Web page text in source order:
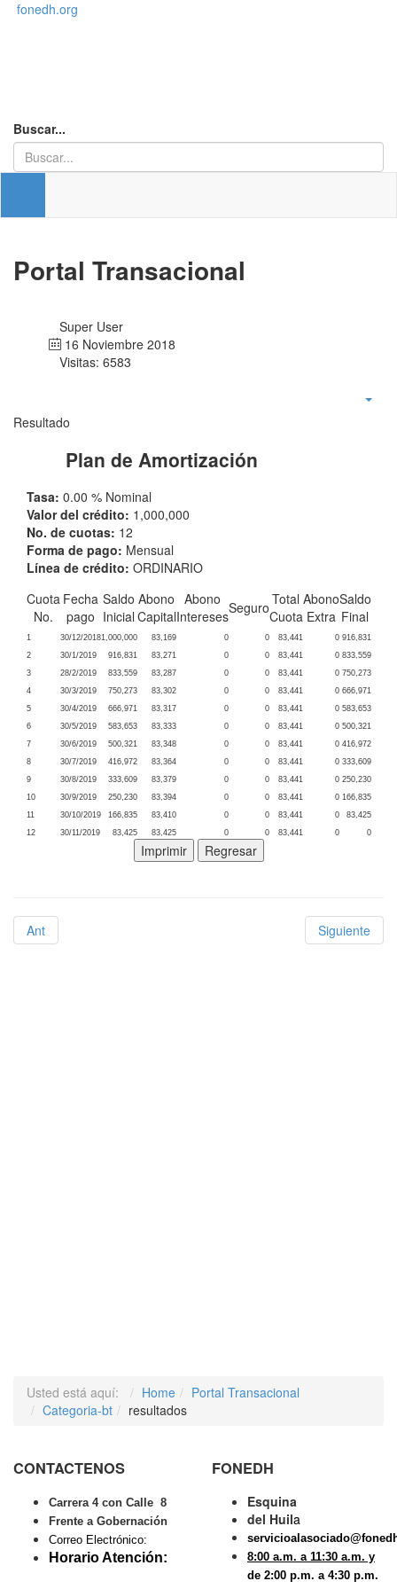
fonedh.org
Buscar...
Portal Transacional
Super User
16 Noviembre 2018
Visitas: 6583
Resultado
Plan de Amortización
Tasa: 0.00 % Nominal
Valor del crédito: 1,000,000
No. de cuotas: 12
Forma de pago: Mensual
Línea de crédito: ORDINARIO
Cuota
No.
Fecha
pago
Saldo
Inicial
Abono
Capital
Abono
InteresesSeguro Total
Cuota
Abono
Extra
Saldo
Final
1 30/12/20181,000,000 83,169 0 0 83,441 0 916,831
2
30/1/2019 916,831 83,271 0 0 83,441 0 833,559
3
28/2/2019 833,559 83,287 0 0 83,441 0 750,273
4
30/3/2019 750,273 83,302 0 0 83,441 0 666,971
5
30/4/2019 666,971 83,317 0 0 83,441 0 583,653
6
30/5/2019 583,653 83,333 0 0 83,441 0 500,321
7
30/6/2019 500,321 83,348 0 0 83,441 0 416,972
8
30/7/2019 416,972 83,364 0 0 83,441 0 333,609
9
30/8/2019 333,609 83,379 0 0 83,441 0 250,230
10
30/9/2019 250,230 83,394 0 0 83,441 0 166,835
11
30/10/2019 166,835 83,410 0 0 83,441 0
83,425
12
30/11/2019 83,425 83,425 0 0 83,441 0 0
Ant Siguiente
Usted está aquí: Home
Portal Transacional
Categoria-bt
resultados
CONTACTENOS
Carrera 4 con Calle 8
Frente a Gobernación
Correo Electrónico:
Horario Atención:
FONEDH
Esquina
del Huila
8:00 a.m. a 11:30 a.m. y
de 2:00 p.m. a 4:30 p.m.